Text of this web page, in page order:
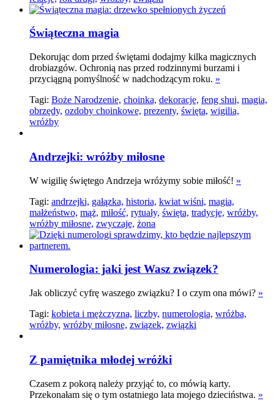
Świąteczna magia
Dekorując dom przed świętami dodajmy kilka magicznych
drobiazgów. Ochronią nas przed rodzinnymi burzami i
przyciągną pomyślność w nadchodzącym roku. »
Tagi: Boże Narodzenie, choinka, dekoracje, feng shui, magia,
obrzędy, ozdoby choinkowe, prezenty, święta, wigilia,
wróżby
Andrzejki: wróżby miłosne
W wigilię świętego Andrzeja wróżymy sobie miłość! »
Tagi: andrzejki, gałązka, historia, kwiat wiśni, magia,
małżeństwo, mąż, miłość, rytuały, święta, tradycje, wróżby,
wróżby miłosne, zwyczaje, żona
Numerologia: jaki jest Wasz związek?
Jak obliczyć cyfrę waszego związku? I o czym ona mówi? »
Tagi: kobieta i mężczyzna, liczby, numerologia, wróżba,
wróżby, wróżby miłosne, związek, związki
Z pamiętnika młodej wróżki
Czasem z pokorą należy przyjąć to, co mówią karty.
Przekonałam się o tym ostatniego lata mojego dzieciństwa. »